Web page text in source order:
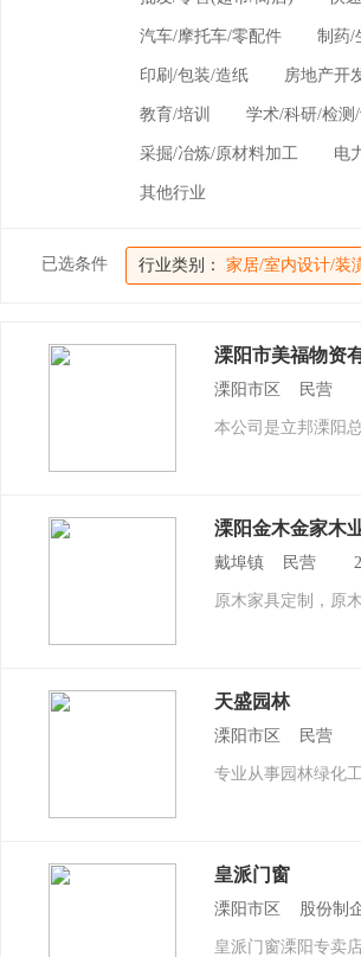
汽车/摩托车/零配件 制药/
印刷/包装/造纸 房地产开
教育/培训 学术/科研/检测
采掘/冶炼/原材料加工 电
其他行业
已选条件 行业类别： 家居/室内设计/装
溧阳市美福物资
溧阳市区 民营
本公司是立邦溧阳
溧阳金木金家木
戴埠镇 民营
原木家具定制，原
天盛园林
溧阳市区 民营
专业从事园林绿化
皇派门窗
溧阳市区 股份
皇派门窗溧阳专卖